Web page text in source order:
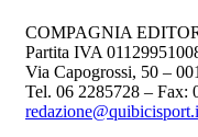
COMPAGNIA
Partita IVA
Via Capogrossi, 50 –
Tel. 06 2285728 – Fax: